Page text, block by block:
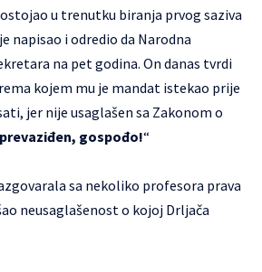
u trenutku biranja prvog saziva
napisao i odredio da Narodna
na pet godina. On danas tvrdi
kojem mu je mandat istekao prije
jer nije usaglašen sa Zakonom o
gospođo!“
sa nekoliko profesora prava
neusaglašenost o kojoj Drljača